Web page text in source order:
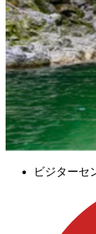
ビジターセ